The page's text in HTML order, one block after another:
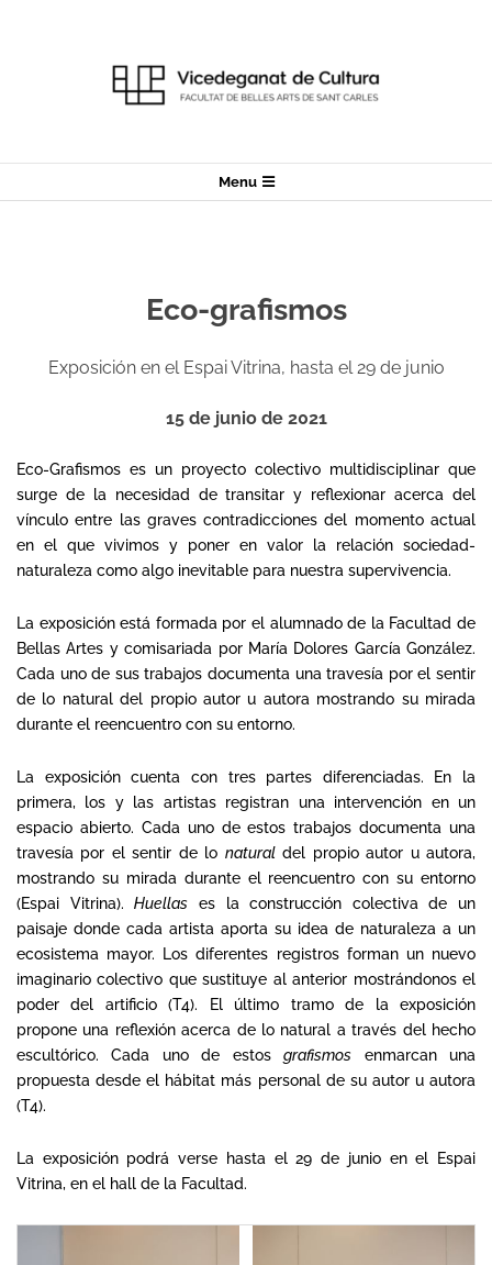
Navigation
Menu
Eco-grafismos
Exposición en el Espai Vitrina, hasta el 29 de junio
15 de junio de 2021
Eco-Grafismos es un proyecto colectivo multidisciplinar que
surge de la necesidad de transitar y reflexionar acerca del
vínculo entre las graves contradicciones del momento actual
en el que vivimos y poner en valor la relación sociedad-
naturaleza como algo inevitable para nuestra supervivencia.
La exposición está formada por el alumnado de la Facultad de
Bellas Artes y comisariada por María Dolores García González.
Cada uno de sus trabajos documenta una travesía por el sentir
de lo natural del propio autor u autora mostrando su mirada
durante el reencuentro con su entorno.
La exposición cuenta con tres partes diferenciadas. En la
primera, los y las artistas registran una intervención en un
espacio abierto. Cada uno de estos trabajos documenta una
travesía por el sentir de lo naturaldel propio autor u autora,
mostrando su mirada durante el reencuentro con su entorno
(Espai Vitrina).Huellas es la construcción colectiva de un
paisaje donde cada artista aporta su idea de naturaleza a un
ecosistema mayor. Los diferentes registros forman un nuevo
imaginario colectivo que sustituye al anterior mostrándonos el
poder del artificio (T4). El último tramo de la exposición
propone una reflexión acerca de lo natural a través del hecho
escultórico. Cada uno de estosgrafismos enmarcan una
propuesta desde el hábitat más personal de su autor u autora
(T4).
La exposición podrá verse hasta el 29 de junio en el Espai
Vitrina, en el hall de la Facultad.